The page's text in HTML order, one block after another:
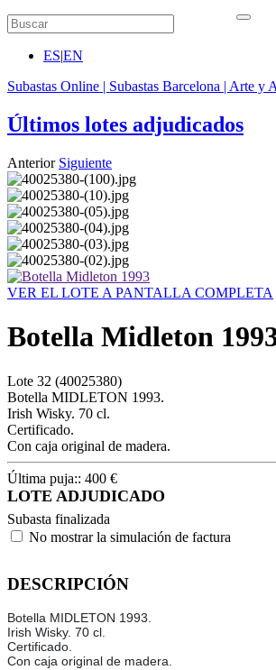
ES|EN
Subastas Online | Subastas Barcelona | Arte y
Últimos lotes adjudicados
Anterior Siguiente
VER EL LOTE A PANTALLA COMPLETA
Botella Midleton
Lote 32 (40025380)
Botella MIDLETON 1993.
Irish Wisky. 70 cl.
Certificado.
Con caja original de madera.
Última puja:: 400 €
LOTE ADJUDICADO
Subasta finalizada
No mostrar la simulación de factura
DESCRIPCIÓN
Botella MIDLETON 1993.
Irish Wisky. 70 cl.
Certificado.
Con caja original de madera.